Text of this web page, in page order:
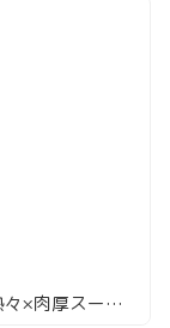
味噌ラーメン好き必食！三ん寅の濃厚×熱々×肉厚スープがスゴすぎた